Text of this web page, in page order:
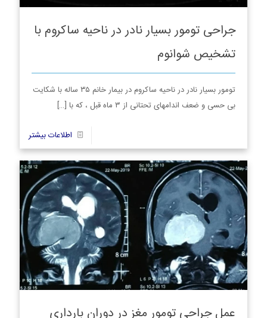
جراحی تومور بسیار نادر در ناحیه ساکروم با
تشخیص شوانوم
تومور بسیار نادر در ناحیه ساکروم در بیمار خانم ۳۵ ساله با شکایت
بی حسی و ضعف اندامهای تحتانی از ۳ ماه قبل ، که با
[…]
اطلاعات بیشتر
عمل جراحی تومور مغز در دوران بارداری